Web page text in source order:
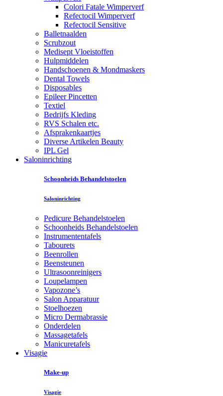
Colori Fatale Wimperverf
Refectocil Wimperverf
Refectocil Sensitive
Balletnaalden
Scrubzout
Medisept Vloeistoffen
Hulpmiddelen
Handschoenen & Mondmaskers
Dental Towels
Disposables
Epileer Pincetten
Textiel
Bedrijfs Kleding
RVS Schalen etc.
Afsprakenkaartjes
Diverse Artikelen Beauty
IPL Gel
Saloninrichting
Schoonheids Behandelstoelen
Saloninrichting
Pedicure Behandelstoelen
Schoonheids Behandelstoelen
Instrumententafels
Tabourets
Beenrollen
Beensteunen
Ultrasoonreinigers
Loupelampen
Vapozone’s
Salon Apparatuur
Stoelhoezen
Micro Dermabrassie
Onderdelen
Massagetafels
Manicuretafels
Visagie
Make-up
Visagie